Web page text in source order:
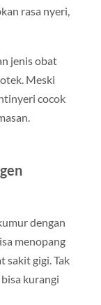
rasa nyeri,
jenis obat
Meski
cocok
dengan
menopang
sakit gigi. Tak
kurangi